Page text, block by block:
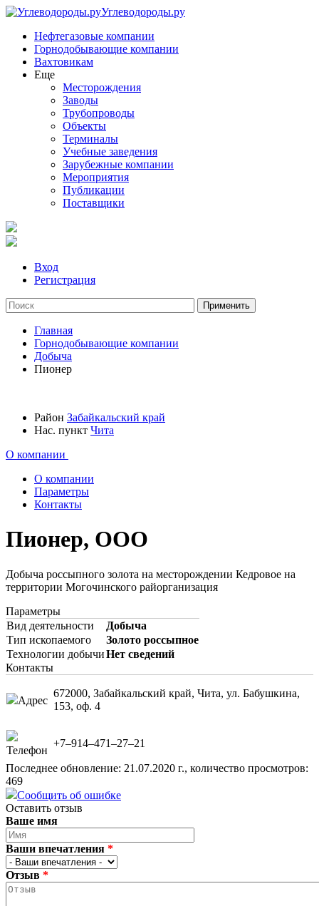
Углеводороды.ру
Нефтегазовые компании
Горнодобывающие компании
Вахтовикам
Еще
Месторождения
Заводы
Трубопроводы
Объекты
Терминалы
Учебные заведения
Зарубежные компании
Мероприятия
Публикации
Поставщики
Вход
Регистрация
Главная
Горнодобывающие компании
Добыча
Пионер
Район Забайкальский край
Нас. пункт Чита
О компании
О компании
Параметры
Контакты
Пионер, ООО
Добыча россыпного золота на месторождении Кедровое на
территории Могочинского райорганизация
Параметры
Вид деятельности
Добыча
Тип ископаемого
Золото россыпное
Технологии добычиНет сведений
Контакты
Адрес
672000, Забайкальский край, Чита, ул. Бабушкина,
153, оф. 4
Телефон
+7‒914‒471‒27‒21
Последнее обновление: 21.07.2020 г., количество просмотров:
469
Сообщить об ошибке
Оставить отзыв
Ваше имя
Ваши впечатления *
Отзыв *